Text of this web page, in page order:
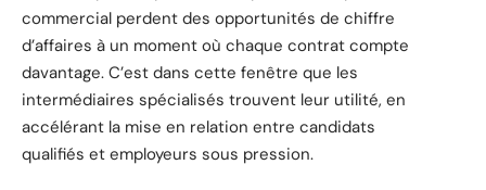
commercial perdent des opportunités de chiffre
d’affaires à un moment où chaque contrat compte
davantage. C’est dans cette fenêtre que les
intermédiaires spécialisés trouvent leur utilité, en
accélérant la mise en relation entre candidats
qualifiés et employeurs sous pression.